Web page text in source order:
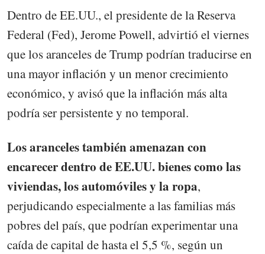
Dentro de EE.UU., el presidente de la Reserva
Federal (Fed), Jerome Powell, advirtió el viernes
que los aranceles de Trump podrían traducirse en
una mayor inflación y un menor crecimiento
económico, y avisó que la inflación más alta
podría ser persistente y no temporal.
Los aranceles también amenazan con
encarecer dentro de EE.UU. bienes como las
viviendas, los automóviles y la ropa,
perjudicando especialmente a las familias más
pobres del país, que podrían experimentar una
caída de capital de hasta el 5,5 %, según un